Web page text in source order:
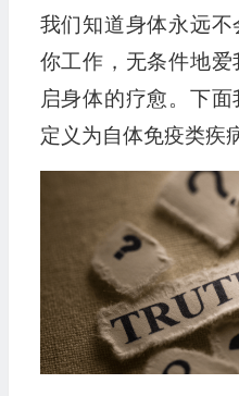
我们知道身体永远
你工作，无条件地
启身体的疗愈。下
定义为自体免疫类疾